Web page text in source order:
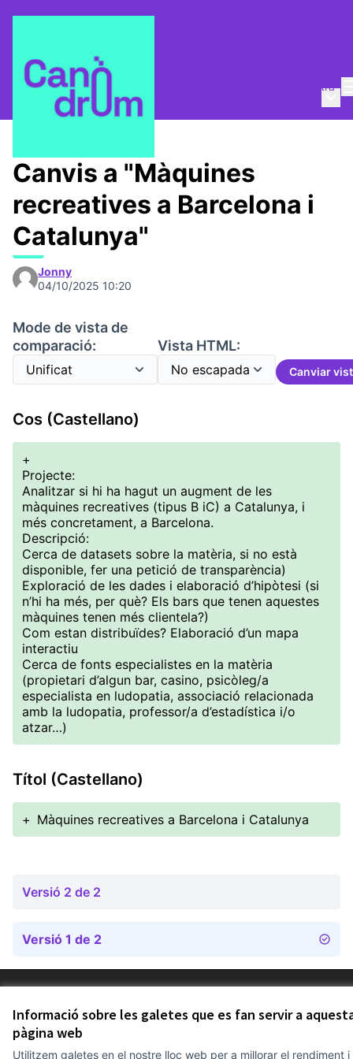
Informació sobre les galetes que es fan servir a
pàgina web
Utilitzem galetes en el nostre lloc web per a millorar el rendiment i
Entra
La Colla de les dades
Canvis a "Màquines
recreatives a Barcelona i
Catalunya"
Jonny
04/10/2025 10:20
Mode de vista de
comparació:
Vista HTML:
Canviar
Cos (Castellano)
+
Projecte:
Analitzar si hi ha hagut un augment de les
màquines recreatives (tipus B iC) a Catalunya, i
més concretament, a Barcelona.
Descripció:
Cerca de datasets sobre la matèria, si no està
disponible, fer una petició de transparència)
Exploració de les dades i elaboració d’hipòtesi (si
n’hi ha més, per què? Els bars que tenen aquestes
màquines tenen més clientela?)
Com estan distribuïdes? Elaboració d’un mapa
interactiu
Cerca de fonts especialistes en la matèria
(propietari d’algun bar, casino, psicòleg/a
especialista en ludopatia, associació relacionada
amb la ludopatia, professor/a d’estadística i/o
atzar…)
Títol (Castellano)
+ Màquines recreatives a Barcelona i Catalunya
Versió 2 de 2
Versió 1 de 2
Configuració de les galetes
Comunitat Canòdrom a Facebook
(Link externo)
Comunitat Canòdrom a Instagram
(Link externo)
Comunitat Canòdrom a YouTube
(Link externo)
Català
Triar la llengua